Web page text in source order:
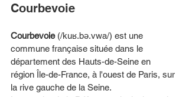
Courbevoie
Courbevoie (/kuʁ.bə.vwa/) est une
commune française située dans le
département des Hauts-de-Seine en
région Île-de-France, à l'ouest de Paris, sur
la rive gauche de la Seine.